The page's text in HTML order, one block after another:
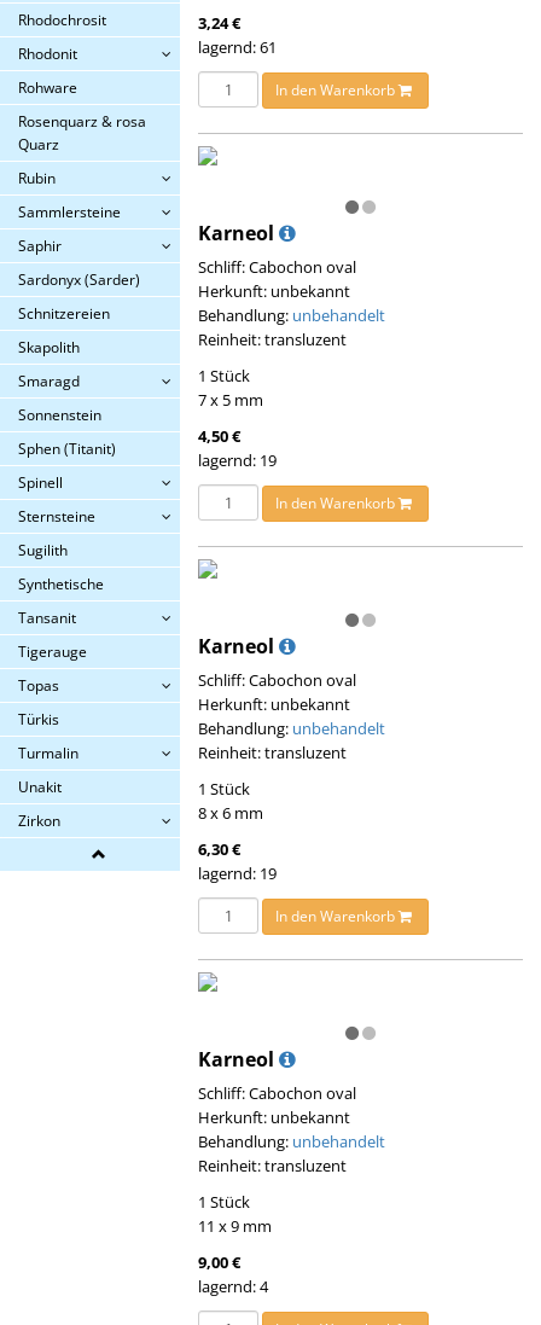
Rhodochrosit
Rhodonit
Rohware
Rosenquarz & rosa
Quarz
Rubin
Sammlersteine
Saphir
Sardonyx (Sarder)
Schnitzereien
Skapolith
Smaragd
Sonnenstein
Sphen (Titanit)
Spinell
Sternsteine
Sugilith
Synthetische
Tansanit
Tigerauge
Topas
Türkis
Turmalin
Unakit
Zirkon
3,24 €
lagernd: 61
In den Warenkorb
Karneol
Schliff: Cabochon oval
Herkunft: unbekannt
Behandlung: unbehandelt
Reinheit: transluzent
1 Stück
7 x 5 mm
4,50 €
lagernd: 19
In den Warenkorb
Karneol
Schliff: Cabochon oval
Herkunft: unbekannt
Behandlung: unbehandelt
Reinheit: transluzent
1 Stück
8 x 6 mm
6,30 €
lagernd: 19
In den Warenkorb
Karneol
Schliff: Cabochon oval
Herkunft: unbekannt
Behandlung: unbehandelt
Reinheit: transluzent
1 Stück
11 x 9 mm
9,00 €
lagernd: 4